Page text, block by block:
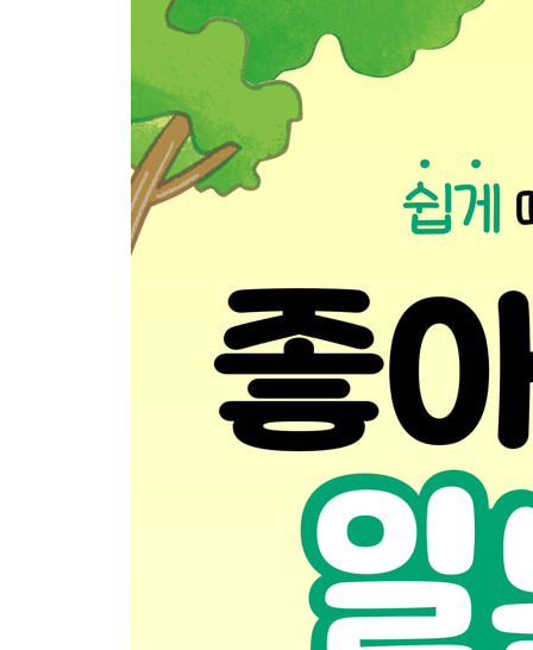
きょうは なんようび？ 오늘은 무슨 요일이야?
8과
ぱんだ、かわいい。판다 귀여워.
9과
たべものは なにが すき？ 음식은 뭘 좋아해?
どっちが おもしろい？ 어느 쪽이 재미있어?
きょうしつに なにが ありますか。교실에 뭐가 있